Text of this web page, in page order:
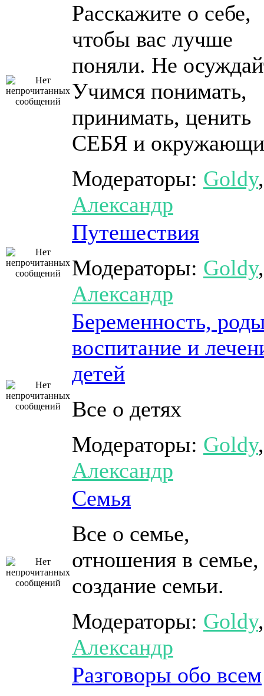
Расскажите о себе,
чтобы вас лучше
поняли. Не
Учимся понимать,
принимать, ценить
СЕБЯ и
Модераторы: Goldy,
Александр
Путешествия
Модераторы: Goldy,
Александр
Беременность,
воспитание и
детей
Все о детях
Модераторы: Goldy,
Александр
Семья
Все о семье,
отношения в семье,
создание семьи.
Модераторы: Goldy,
Александр
Разговоры обо всем